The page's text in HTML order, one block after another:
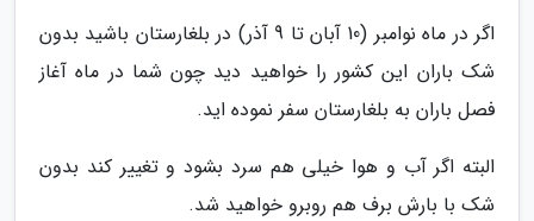
اگر در ماه نوامبر (10 آبان تا 9 آذر) در بلغارستان باشید بدون
شک باران این کشور را خواهید دید چون شما در ماه آغاز
فصل باران به بلغارستان سفر نموده اید.
البته اگر آب و هوا خیلی هم سرد بشود و تغییر کند بدون
شک با بارش برف هم روبرو خواهید شد.